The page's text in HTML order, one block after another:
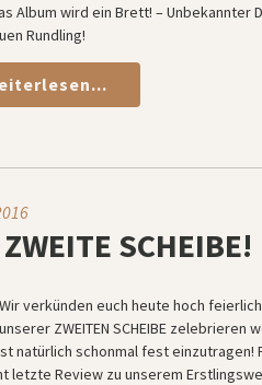
Album wird ein Brett! – Unbekannter
Rundling!
SCHEIBE!
Wir verkünden euch heute hoch
ZWEITEN SCHEIBE
natürlich schonmal fest
letzte Review zu unserem